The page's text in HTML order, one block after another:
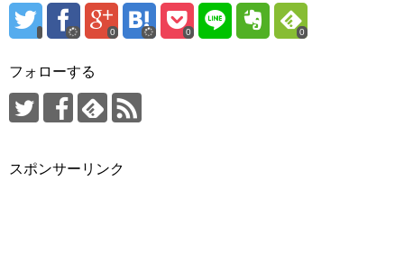
0 0 0
フォローする
スポンサーリンク